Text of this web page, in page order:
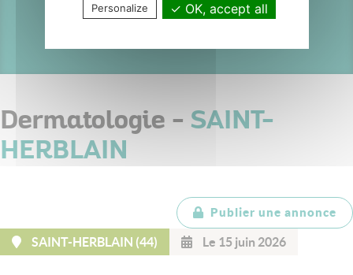
HERBLAIN
Dermatologie - SAINT-
HERBLAIN
Publier une annonce
SAINT-HERBLAIN (44) Le 15 juin 2026
Personalize OK, accept all